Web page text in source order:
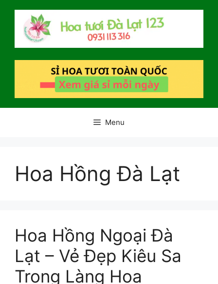
Menu
Hoa Hồng Đà Lạt
Hoa Hồng Ngoại Đà
Lạt – Vẻ Đẹp Kiêu Sa
Trong Làng Hoa